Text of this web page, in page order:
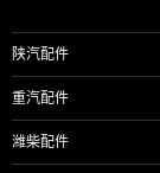
陕汽配件
重汽配件
潍柴配件